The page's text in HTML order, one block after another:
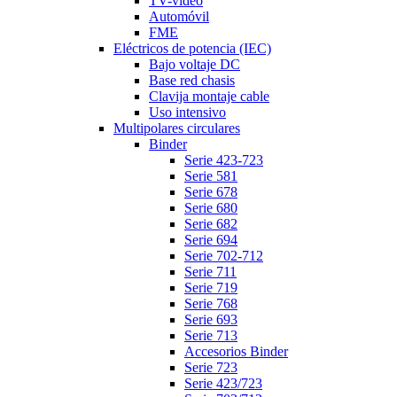
Automóvil
FME
Eléctricos de potencia (IEC)
Bajo voltaje DC
Base red chasis
Clavija montaje cable
Uso intensivo
Multipolares circulares
Binder
Serie 423-723
Serie 581
Serie 678
Serie 680
Serie 682
Serie 694
Serie 702-712
Serie 711
Serie 719
Serie 768
Serie 693
Serie 713
Accesorios Binder
Serie 723
Serie 423/723